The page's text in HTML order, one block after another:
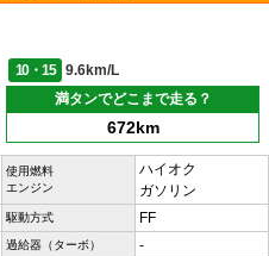
10・15
9.6km/L
満タンでどこまで走る？
672km
使用燃料
エンジン
ハイオク
ガソリン
駆動方式 FF
過給器（ターボ） -